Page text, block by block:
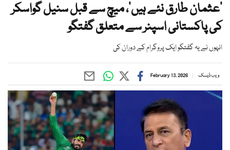
’عثمان طارق نئے ہیں‘، میچ سے قبل سنیل گواسکر
کی پاکستانی اسپنر سے متعلق گفتگو
انہوں نے یہ گفتگو ایک پروگرام کے دوران کی
ویب ڈیسک February 13, 2026